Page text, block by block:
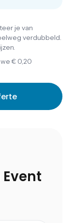
je van
verdubbeld.
€ 0,20